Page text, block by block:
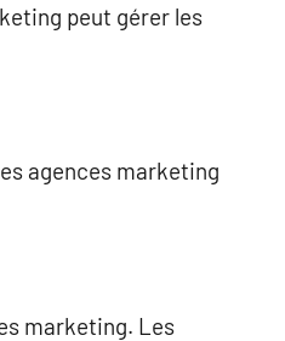
peut gérer les
agences marketing
marketing. Les